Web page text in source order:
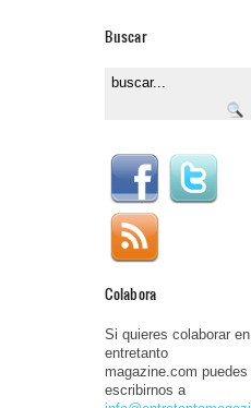
Buscar
Colabora
Si quieres colaborar en
entretanto
magazine.com puedes
escribirnos a